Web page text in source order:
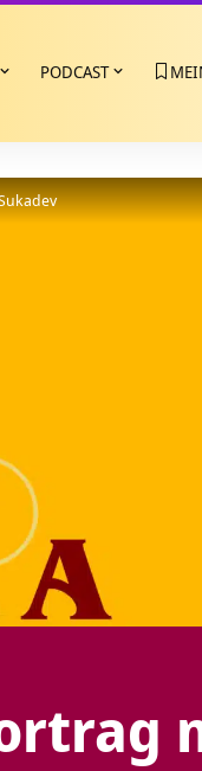
PODCAST